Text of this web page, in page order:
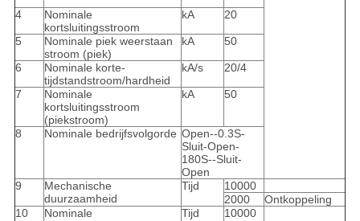
4
Nominale
kortsluitingsstroom
kA 20
5
Nominale piek weerstaan
stroom (piek)
kA 50
6
Nominale korte-
tijdstandstroom/hardheid
kA/s 20/4
7
Nominale
kortsluitingsstroom
(piekstroom)
kA 50
8 Nominale bedrijfsvolgorde Open--0.3S-
Sluit-Open-
180S--Sluit-
Open
9
Mechanische
duurzaamheid
Tijd
10000
2000
Ontkoppeling
10
Nominale
Tijd 10000